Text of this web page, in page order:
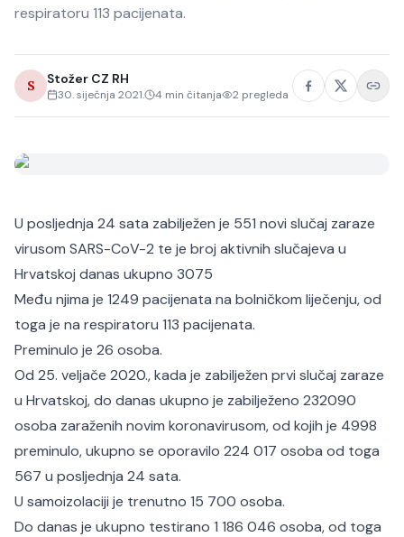
Sport
respiratoru 113 pacijenata.
S Stožer CZ RH
30. siječnja 2021. 4 min čitanja 2 pregleda
U posljednja 24 sata zabilježen je 551 novi slučaj zaraze
virusom SARS-CoV-2 te je broj aktivnih slučajeva u
Hrvatskoj danas ukupno 3075
Među njima je 1249 pacijenata na bolničkom liječenju, od
toga je na respiratoru 113 pacijenata.
Preminulo je 26 osoba.
Od 25. veljače 2020., kada je zabilježen prvi slučaj zaraze
u Hrvatskoj, do danas ukupno je zabilježeno 232090
osoba zaraženih novim koronavirusom, od kojih je 4998
preminulo, ukupno se oporavilo 224 017 osoba od toga
567 u posljednja 24 sata.
U samoizolaciji je trenutno 15 700 osoba.
Do danas je ukupno testirano 1 186 046 osoba, od toga